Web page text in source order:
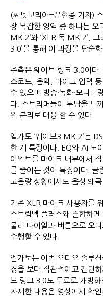
(씨넷코리아=윤현종 기자)
장 복잡한 영역 중 하나는 오
MK.2’와 ‘XLR 독 MK.2’, 그
3.0’을 통해 이 과정을 단순
주축은 웨이브 링크 3.0이다.
스코드, 음악, 마이크 입력
수 있으며 방송·녹화·모니터
다. 스트리머들이 부담을 느
원 분리로 대응 할 수 있다.
엘가토 ‘웨이브3 MK.2’는
한 게 특징이다. EQ와 AI 노
이펙트를 마이크 내부에서
를 줄이는 것이 특징이다. 클
고음량 상황에서도 음성 왜
기존 XLR 마이크 사용자를
스트림덱 플러스와 결합하
물리 다이얼과 버튼으로 오
수행할 수 있다.
엘가토는 이번 오디오 솔루
경을 보다 직관적이고 간단
브 링크 3.0도 무료로 개방
자세한 내용은 영상에서 확인